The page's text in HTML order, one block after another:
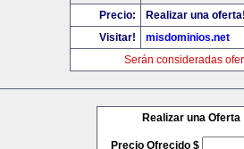
Precio:
Realizar una
Visitar!
misdominios.net
Serán consideradas
Realizar una Oferta
Precio Ofrecido $